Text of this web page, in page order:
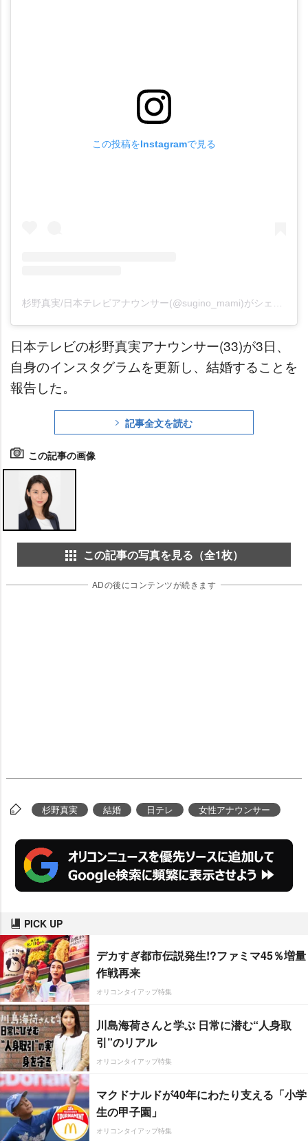
この投稿をInstagramで見る
日本テレビの杉野真実アナウンサー(33)が3日、
自身のインスタグラムを更新し、結婚することを
報告した。
記事全文を読む
この記事の画像
この記事の写真を見る（全1枚）
ADの後にコンテンツが続きます
杉野真実 結婚 日テレ 女性アナウンサー
PICK UP
デカすぎ都市伝説発生!?ファミマ45％増量
作戦再来
オリコンタイアップ特集
川島海荷さんと学ぶ 日常に潜む“人身取
引”のリアル
オリコンタイアップ特集
マクドナルドが40年にわたり支える「小学
生の甲子園」
オリコンタイアップ特集